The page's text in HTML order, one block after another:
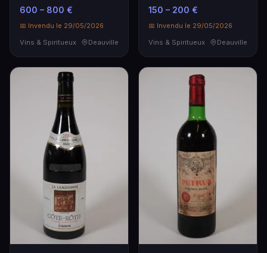
600 – 800 €
📅 Invendu le 29/05/2026
Vins & Spiritueux
Deauville
150 – 200 €
📅 Invendu le 29/05/2026
Vins & Spiritueux
Deauville